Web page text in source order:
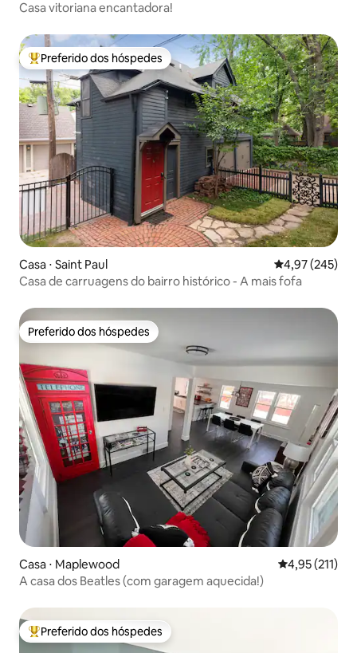
Casa vitoriana encantadora!
Entre os melhores preferidos dos hóspedes
Preferido dos hóspedes
Casa ⋅ Saint Paul 4,97 de uma
4,97 (245)
Casa de carruagens do bairro histórico - A mais fofa
Preferido dos hóspedes
Preferido dos hóspedes
Casa ⋅ Maplewood 4,95 de uma
4,95 (211)
A casa dos Beatles (com garagem aquecida!)
Entre os melhores preferidos dos hóspedes
Preferido dos hóspedes